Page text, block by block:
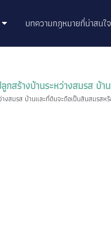
บทความกฎหมายที่น่าสนใจ
สร้างบ้านระหว่างสมรส บ้
งสมรส บ้านและที่ดินจะถือเป็นสินสมรส